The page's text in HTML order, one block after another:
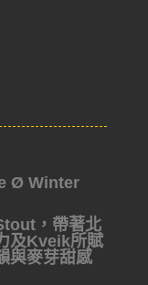
Ø Winter
，帶著北
及Kveik所賦
與麥芽甜感